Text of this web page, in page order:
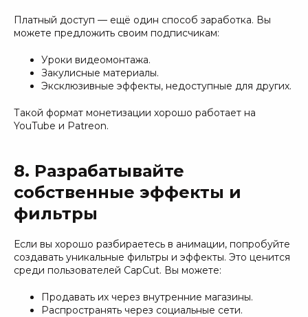
Платный доступ — ещё один способ заработка. Вы
можете предложить своим подписчикам:
Уроки видеомонтажа.
Закулисные материалы.
Эксклюзивные эффекты, недоступные для других.
Такой формат монетизации хорошо работает на
YouTube и Patreon.
8. Разрабатывайте
собственные эффекты и
фильтры
Если вы хорошо разбираетесь в анимации, попробуйте
создавать уникальные фильтры и эффекты. Это ценится
среди пользователей CapCut. Вы можете:
Продавать их через внутренние магазины.
Распространять через социальные сети.